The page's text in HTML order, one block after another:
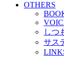
OTHERS
しつ
サス